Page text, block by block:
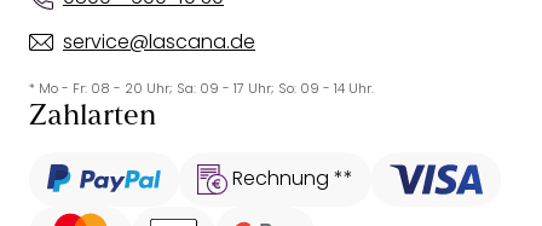
service@lascana.de
* Mo - Fr: 08 - 20 Uhr; Sa: 09 - 17 Uhr; So: 09 - 14 Uhr.
Zahlarten
Rechnung **